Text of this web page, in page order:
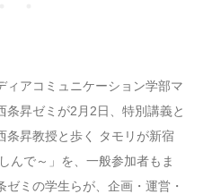
ィアコミュニケーション学部マ
条昇ゼミが2月2日、特別講義と
条昇教授と歩く タモリが新宿
んで～」を、一般参加者もま
ミの学生らが、企画・運営・